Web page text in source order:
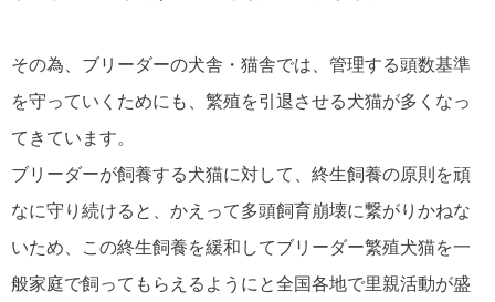
その為、ブリーダーの犬舎・猫舎では、管理する頭数基準
を守っていくためにも、繁殖を引退させる犬猫が多くなっ
てきています。
ブリーダーが飼養する犬猫に対して、終生飼養の原則を頑
なに守り続けると、かえって多頭飼育崩壊に繋がりかねな
いため、この終生飼養を緩和してブリーダー繁殖犬猫を一
般家庭で飼ってもらえるようにと全国各地で里親活動が盛